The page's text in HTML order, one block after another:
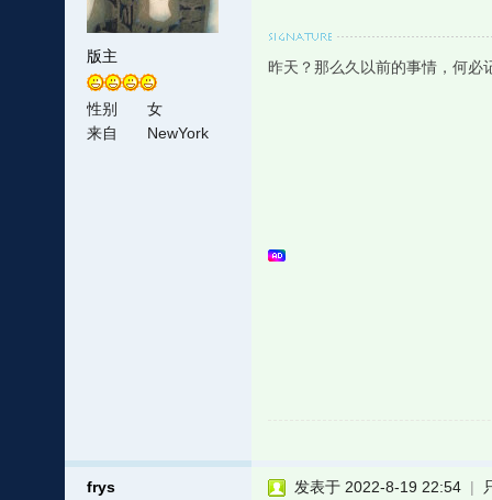
版主
性别
女
来自
NewYork
昨天？那么久以前的事情，何必
frys 发表于 2022-8-19 22:54 |